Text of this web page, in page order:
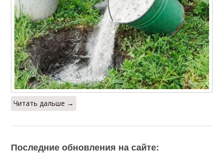
Читать дальше →
Последние обновления на сайте: